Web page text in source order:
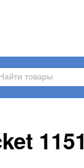
1151